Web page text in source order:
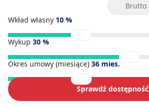
Brutto
Wkład własny 10 %
Wykup 30 %
Okres umowy (miesiące) 36 mies.
Sprawdź dostępność